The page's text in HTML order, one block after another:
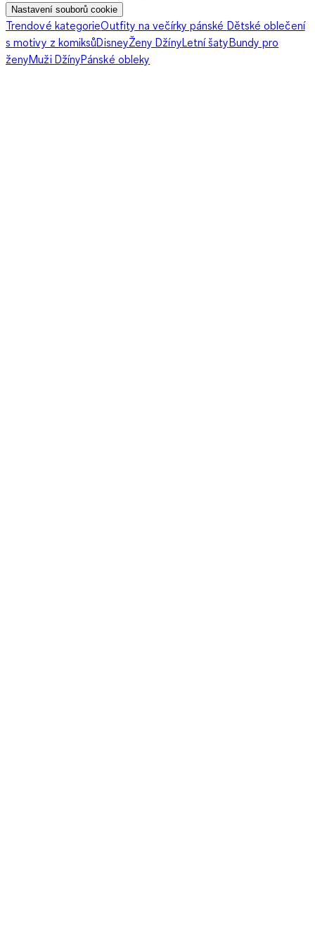
Nastavení souborů cookie
Trendové kategorieOutfity na večírky pánské Dětské oblečení
s motivy z komiksůDisneyŽeny DžínyLetní šatyBundy pro
ženyMuži DžínyPánské obleky